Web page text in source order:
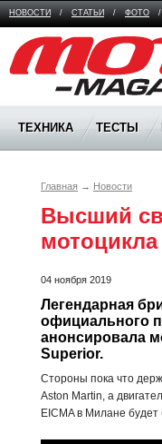
НОВОСТИ / СТАТЬИ / ФОТО /
Moto Magazine
ТЕХНИКА ТЕСТЫ
Главная → Новости
Высший
мотоцикла
04 ноября 2019
Легендарная
официального
анонсировала
Superior.
Стороны пока что
Aston Martin, а
EICMA в Милане